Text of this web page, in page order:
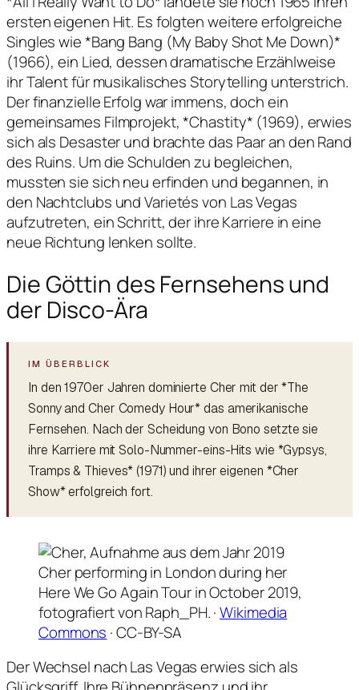
ersten eigenen Hit. Es folgten weitere erfolgreiche
Singles wie *Bang Bang (My Baby Shot Me Down)*
(1966), ein Lied, dessen dramatische Erzählweise
ihr Talent für musikalisches Storytelling unterstrich.
Der finanzielle Erfolg war immens, doch ein
gemeinsames Filmprojekt, *Chastity* (1969), erwies
sich als Desaster und brachte das Paar an den Rand
des Ruins. Um die Schulden zu begleichen,
mussten sie sich neu erfinden und begannen, in
den Nachtclubs und Varietés von Las Vegas
aufzutreten, ein Schritt, der ihre Karriere in eine
neue Richtung lenken sollte.
Die Göttin des Fernsehens und
der Disco-Ära
In den 1970er Jahren dominierte Cher mit der *The
Sonny and Cher Comedy Hour* das amerikanische
Fernsehen. Nach der Scheidung von Bono setzte sie
ihre Karriere mit Solo-Nummer-eins-Hits wie *Gypsys,
Tramps & Thieves* (1971) und ihrer eigenen *Cher
Show* erfolgreich fort.
Cher performing in London during her
Here We Go Again Tour in October 2019,
fotografiert von Raph_PH. ·Wikimedia
Commons · CC-BY-SA
Der Wechsel nach Las Vegas erwies sich als